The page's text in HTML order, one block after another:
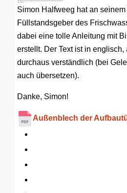
Simon Halfweeg hat an
Füllstandsgeber des
dabei eine tolle Anleitung mit
erstellt. Der Text ist in
durchaus verständlich (bei
auch übersetzen).
Danke, Simon!
Außenblech der